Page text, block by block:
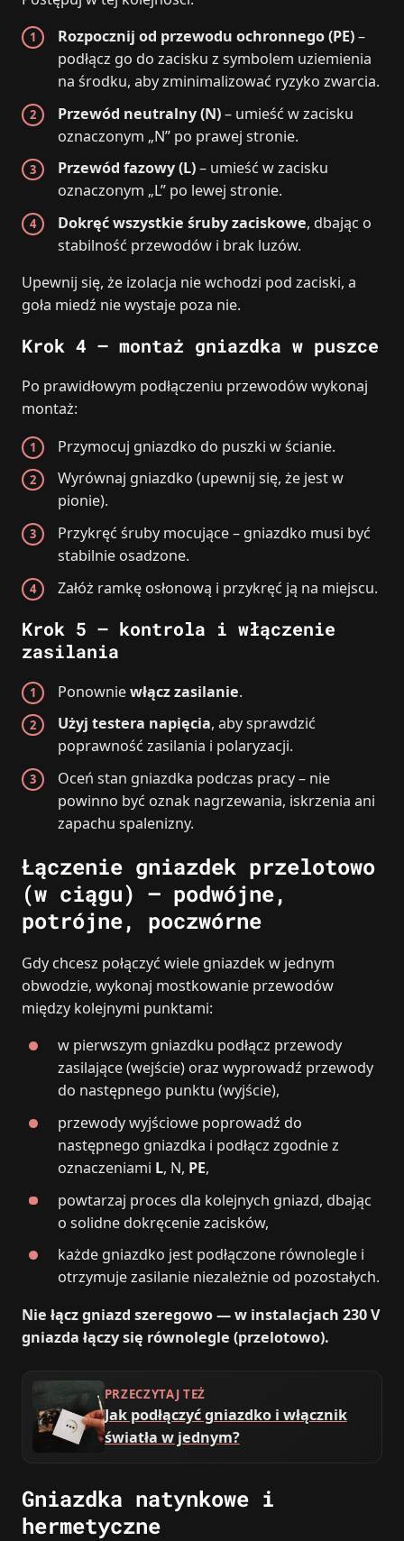
Rozpocznij od przewodu ochronnego (PE)–
podłącz go do zacisku z symbolem uziemienia
na środku, aby zminimalizować ryzyko zwarcia.
Przewód neutralny (N)– umieść w zacisku
oznaczonym „N” po prawej stronie.
Przewód fazowy (L)– umieść w zacisku
oznaczonym „L” po lewej stronie.
Dokręć wszystkie śruby zaciskowe, dbając o
stabilność przewodów i brak luzów.
Upewnij się, że izolacja nie wchodzi pod zaciski, a
goła miedź nie wystaje poza nie.
Krok 4 – montaż gniazdka w puszce
Po prawidłowym podłączeniu przewodów wykonaj
montaż:
Przymocuj gniazdko do puszki w ścianie.
Wyrównaj gniazdko (upewnij się, że jest w
pionie).
Przykręć śruby mocujące – gniazdko musi być
stabilnie osadzone.
Załóż ramkę osłonową i przykręć ją na miejscu.
Krok 5 – kontrola i włączenie
zasilania
Ponowniewłącz zasilanie.
Użyj testera napięcia, aby sprawdzić
poprawność zasilania i polaryzacji.
Oceń stan gniazdka podczas pracy – nie
powinno być oznak nagrzewania, iskrzenia ani
zapachu spalenizny.
Łączenie gniazdek przelotowo
(w ciągu) – podwójne,
potrójne, poczwórne
Gdy chcesz połączyć wiele gniazdek w jednym
obwodzie, wykonaj mostkowanie przewodów
między kolejnymi punktami:
w pierwszym gniazdku podłącz przewody
zasilające (wejście) oraz wyprowadź przewody
do następnego punktu (wyjście),
przewody wyjściowe poprowadź do
następnego gniazdka i podłącz zgodnie z
oznaczeniami L, N, PE,
powtarzaj proces dla kolejnych gniazd, dbając
o solidne dokręcenie zacisków,
każde gniazdko jest podłączone równolegle i
otrzymuje zasilanie niezależnie od pozostałych.
Nie łącz gniazd szeregowo — w instalacjach 230 V
gniazda łączy się równolegle (przelotowo).
PRZECZYTAJ TEŻ
Jak podłączyć gniazdko i włącznik
światła w jednym?
Gniazdka natynkowe i
hermetyczne